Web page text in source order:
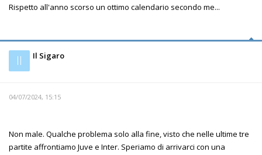
Rispetto all'anno scorso un ottimo calendario secondo me...
Il Il Sigaro
04/07/2024, 15:15
Non male. Qualche problema solo alla fine, visto che nelle ultime tre
partite affrontiamo Juve e Inter. Speriamo di arrivarci con una